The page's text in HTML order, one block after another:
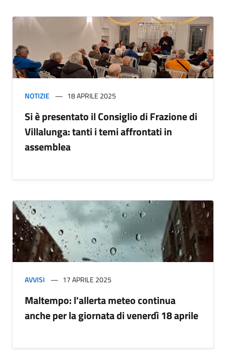
NOTIZIE 18 APRILE 2025
Si è presentato il Consiglio di Frazione di
Villalunga: tanti i temi affrontati in
assemblea
AVVISI 17 APRILE 2025
Maltempo: l'allerta meteo continua
anche per la giornata di venerdì 18 aprile